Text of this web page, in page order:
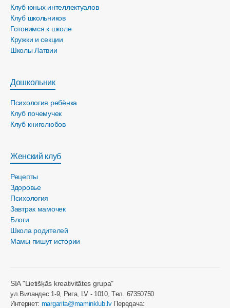
Клуб юных интеллектуалов
Клуб школьников
Готовимся к школе
Кружки и секции
Школы Латвии
Дошкольник
Психология ребёнка
Клуб почемучек
Клуб книголюбов
Женский клуб
Рецепты
Здоровье
Психология
Завтрак мамочек
Блоги
Школа родителей
Мамы пишут истории
SIA "Lietišķās kreativitātes grupa"
ул.Виландес 1-9, Рига, LV - 1010, Tел. 67350750
Интернет: margarita@maminklub.lvПередача: